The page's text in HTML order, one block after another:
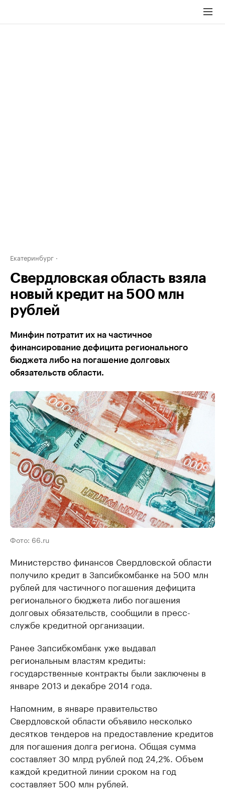
Екатеринбург
Свердловская область взяла
новый кредит на 500 млн
рублей
Минфин потратит их на частичное
финансирование дефицита регионального
бюджета либо на погашение долговых
обязательств области.
Фото: 66.ru
Министерство финансов Свердловской области
получило кредит в Запсибкомбанке на 500 млн
рублей для частичного погашения дефицита
регионального бюджета либо погашения
долговых обязательств, сообщили в пресс-
службе кредитной организации.
Ранее Запсибкомбанк уже выдавал
региональным властям кредиты:
государственные контракты были заключены в
январе 2013 и декабре 2014 года.
Напомним, в январе правительство
Свердловской области объявило несколько
десятков тендеров на предоставление кредитов
для погашения долга региона. Общая сумма
составляет 30 млрд рублей под 24,2%. Объем
каждой кредитной линии сроком на год
составляет 500 млн рублей.